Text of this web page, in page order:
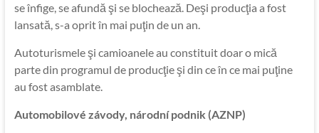
se înfige, se afundă şi se blochează. Deşi producţia a fost
lansată, s-a oprit în mai puţin de un an.
Autoturismele şi camioanele au constituit doar o mică
parte din programul de producţie şi din ce în ce mai puţine
au fost asamblate.
Automobilové závody, národní podnik (AZNP)